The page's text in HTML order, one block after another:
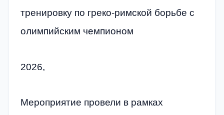
тренировку по греко-римской борьбе с
олимпийским чемпионом
2026,
Мероприятие провели в рамках